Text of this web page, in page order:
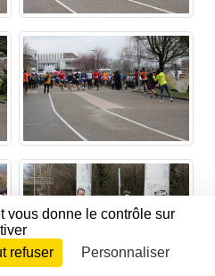
CONNEXION
vous donne le contrôle sur
refuser Personnaliser